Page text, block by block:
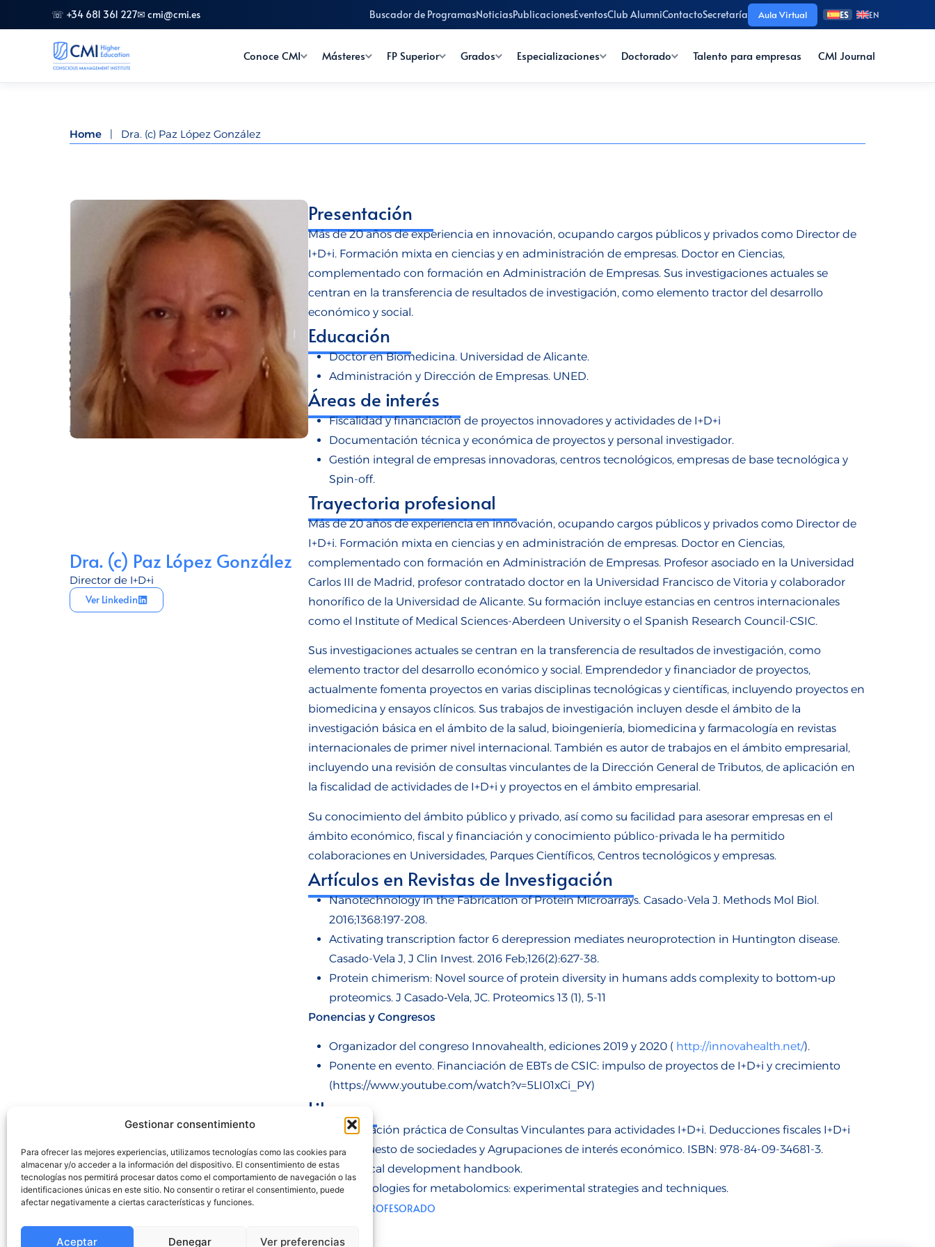
Gestionar consentimiento
Para ofrecer las mejores experiencias, utilizamos tecnologías como las cookies para
almacenar y/o acceder a la información del dispositivo. El consentimiento de estas
tecnologías nos permitirá procesar datos como el comportamiento de navegación o las
identificaciones únicas en este sitio. No consentir o retirar el consentimiento, puede
afectar negativamente a ciertas características y funciones.
Aceptar Denegar Ver preferencias
☏ +34 681 361 227✉ cmi@cmi.es Buscador de ProgramasNoticiasPublicacionesEventosClub AlumniContactoSecretaría Aula Virtual ES EN
Conoce CMI Másteres FP Superior Grados Especializaciones Doctorado Talento para empresas CMI Journal
Home | Dra. (c) Paz López González
Dra. (c) Paz López González
Director de I+D+i
Ver Linkedin
Presentación
Más de 20 años de experiencia en innovación, ocupando cargos públicos y privados como Director de
I+D+i. Formación mixta en ciencias y en administración de empresas. Doctor en Ciencias,
complementado con formación en Administración de Empresas. Sus investigaciones actuales se
centran en la transferencia de resultados de investigación, como elemento tractor del desarrollo
económico y social.
Educación
Doctor en Biomedicina. Universidad de Alicante.
Administración y Dirección de Empresas. UNED.
Áreas de interés
Fiscalidad y financiación de proyectos innovadores y actividades de I+D+i
Documentación técnica y económica de proyectos y personal investigador.
Gestión integral de empresas innovadoras, centros tecnológicos, empresas de base tecnológica y
Spin-off.
Trayectoria profesional
Más de 20 años de experiencia en innovación, ocupando cargos públicos y privados como Director de
I+D+i. Formación mixta en ciencias y en administración de empresas. Doctor en Ciencias,
complementado con formación en Administración de Empresas. Profesor asociado en la Universidad
Carlos III de Madrid, profesor contratado doctor en la Universidad Francisco de Vitoria y colaborador
honorífico de la Universidad de Alicante. Su formación incluye estancias en centros internacionales
como el Institute of Medical Sciences-Aberdeen University o el Spanish Research Council-CSIC.
Sus investigaciones actuales se centran en la transferencia de resultados de investigación, como
elemento tractor del desarrollo económico y social. Emprendedor y financiador de proyectos,
actualmente fomenta proyectos en varias disciplinas tecnológicas y científicas, incluyendo proyectos en
biomedicina y ensayos clínicos. Sus trabajos de investigación incluyen desde el ámbito de la
investigación básica en el ámbito de la salud, bioingeniería, biomedicina y farmacología en revistas
internacionales de primer nivel internacional. También es autor de trabajos en el ámbito empresarial,
incluyendo una revisión de consultas vinculantes de la Dirección General de Tributos, de aplicación en
la fiscalidad de actividades de I+D+i y proyectos en el ámbito empresarial.
Su conocimiento del ámbito público y privado, así como su facilidad para asesorar empresas en el
ámbito económico, fiscal y financiación y conocimiento público-privada le ha permitido
colaboraciones en Universidades, Parques Científicos, Centros tecnológicos y empresas.
Artículos en Revistas de Investigación
Nanotechnology in the Fabrication of Protein Microarrays. Casado-Vela J. Methods Mol Biol.
2016;1368:197-208.
Activating transcription factor 6 derepression mediates neuroprotection in Huntington disease.
Casado-Vela J, J Clin Invest. 2016 Feb;126(2):627-38.
Protein chimerism: Novel source of protein diversity in humans adds complexity to bottom‐up
proteomics. J Casado‐Vela, JC. Proteomics 13 (1), 5-11
Ponencias y Congresos
Organizador del congreso Innovahealth, ediciones 2019 y 2020 ( http://innovahealth.net/).
Ponente en evento. Financiación de EBTs de CSIC: impulso de proyectos de I+D+i y crecimiento
(https://www.youtube.com/watch?v=5LI01xCi_PY)
Libros
Recopilación práctica de Consultas Vinculantes para actividades I+D+i. Deducciones fiscales I+D+i
en impuesto de sociedades y Agrupaciones de interés económico. ISBN: 978-84-09-34681-3.
Preclinical development handbook.
Methodologies for metabolomics: experimental strategies and techniques.
VOLVER A PROFESORADO